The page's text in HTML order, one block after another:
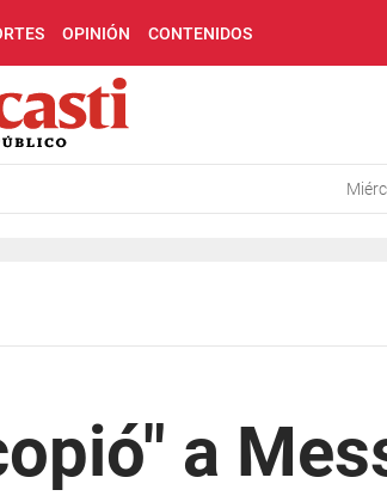
OPINIÓN CONTENIDOS
a